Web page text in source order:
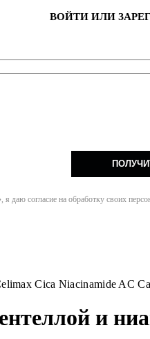
ВОЙТИ ИЛИ
даю согласие на обработку своих
Cica Niacinamide AC
и